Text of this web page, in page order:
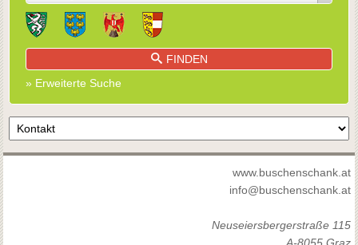
FINDEN
» Erweiterte Suche
www.buschenschank.at
info@buschenschank.at
Neuseiersbergerstraße 115